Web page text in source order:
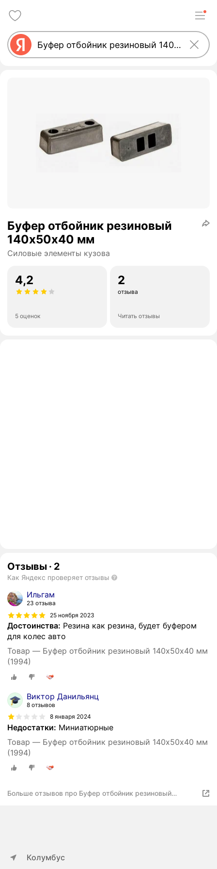
Буфер отбойник резиновый
140х50х40 мм
Силовые элементы кузова
4,2
5 оценок
2
отзыва
Читать отзывы
Отзывы · 2
Как Яндекс проверяет отзывы
Ильгам
23 отзыва
25 ноября 2023
Достоинства: Резина как резина, будет буфером
для колес авто
Товар — Буфер отбойник резиновый 140х50х40 мм
(1994)
Виктор Данильянц
8 отзывов
8 января 2024
Недостатки: Миниатюрные
Товар — Буфер отбойник резиновый 140х50х40 мм
(1994)
Больше отзывов про Буфер отбойник резиновый
Колумбус